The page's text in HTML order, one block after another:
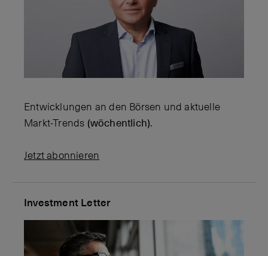
Entwicklungen an den Börsen und aktuelle
Markt-Trends (wöchentlich).
Jetzt abonnieren
Investment Letter